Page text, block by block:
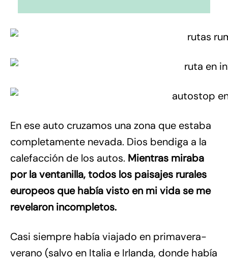
En ese auto cruzamos una zona que estaba
completamente nevada. Dios bendiga a la
calefacción de los autos. Mientras miraba
por la ventanilla, todos los paisajes rurales
europeos que había visto en mi vida se me
revelaron incompletos.
Casi siempre había viajado en primavera-
verano (salvo en Italia e Irlanda, donde había